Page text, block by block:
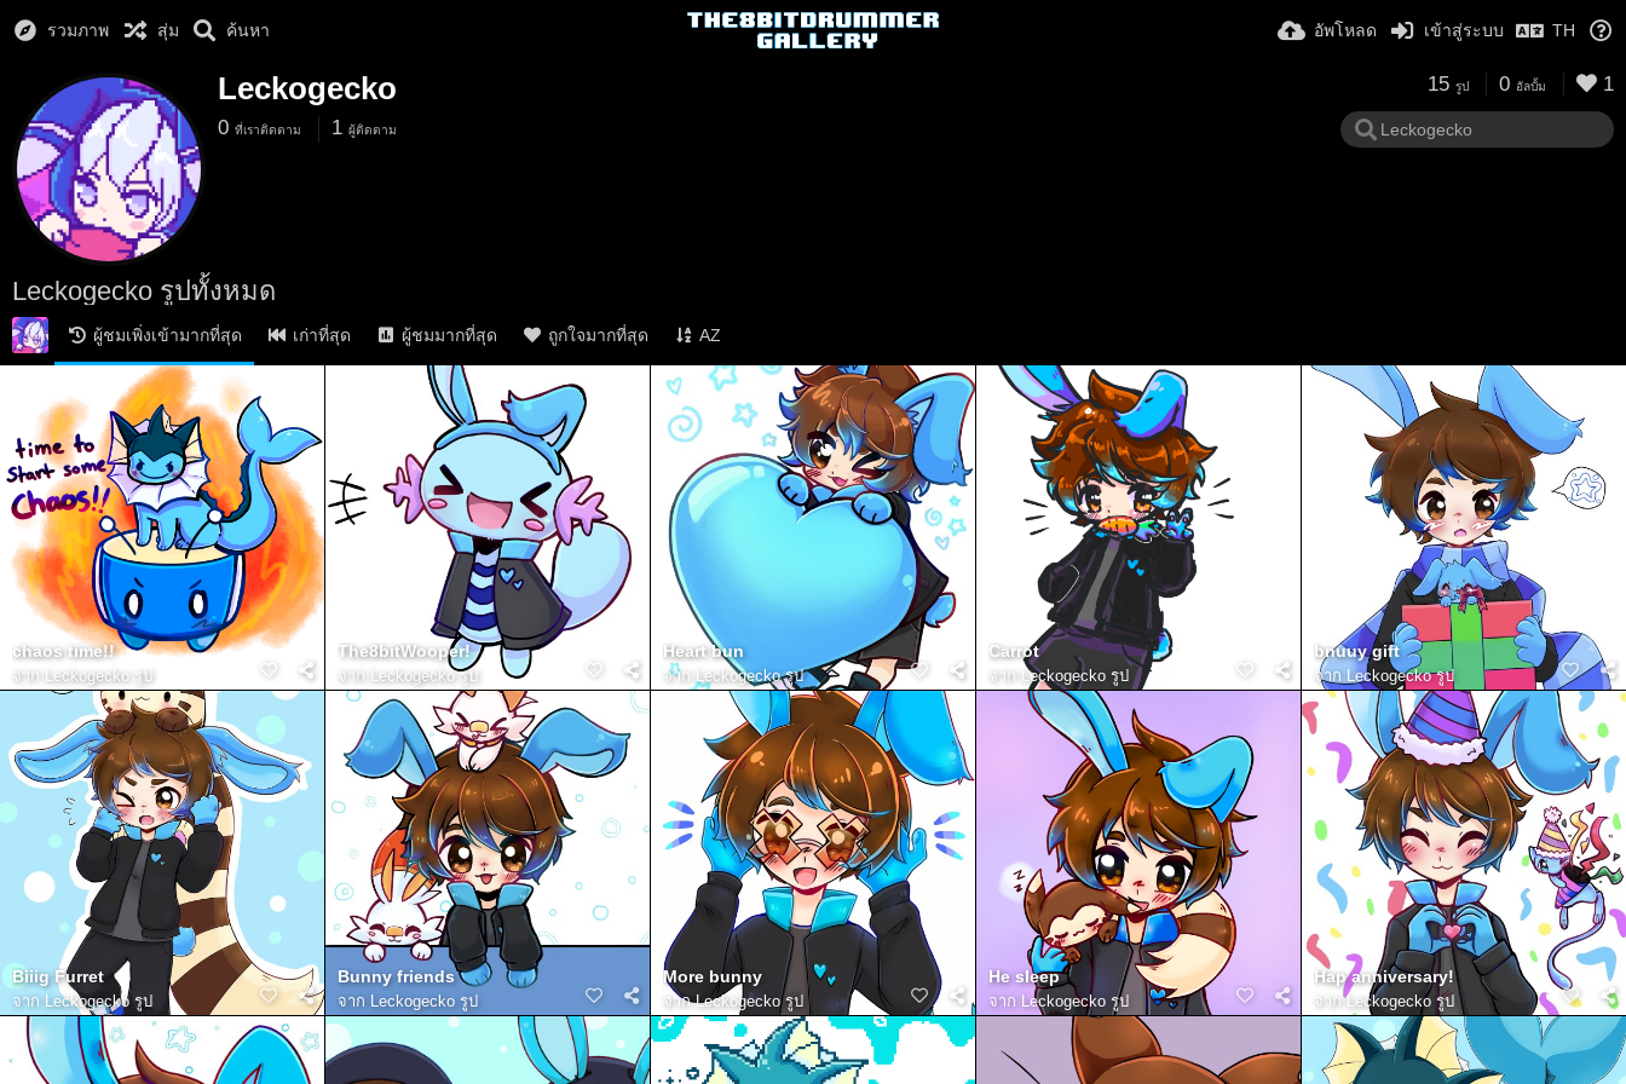
รวมภาพ สุ่ม ค้นหา อัพโหลด เข้าสู่ระบบ TH
Leckogecko
0 ที่เราติดตาม 1 ผู้ติดตาม
15 รูป 0 อัลบั้ม 1
Leckogecko รูปทั้งหมด
ผู้ชมเพิ่งเข้ามากที่สุด เก่าที่สุด ผู้ชมมากที่สุด ถูกใจมากที่สุด AZ
chaos time!!
จาก Leckogecko รูป
The8bitWooper!
จาก Leckogecko รูป
Heart bun
จาก Leckogecko รูป
Carrot
จาก Leckogecko รูป
bnuuy gift
จาก Leckogecko รูป
Biiig Furret
จาก Leckogecko รูป
Bunny friends
จาก Leckogecko รูป
More bunny
จากLeckogecko รูป
He sleep
จาก Leckogecko รูป
Hap anniversary!
จากLeckogecko รูป